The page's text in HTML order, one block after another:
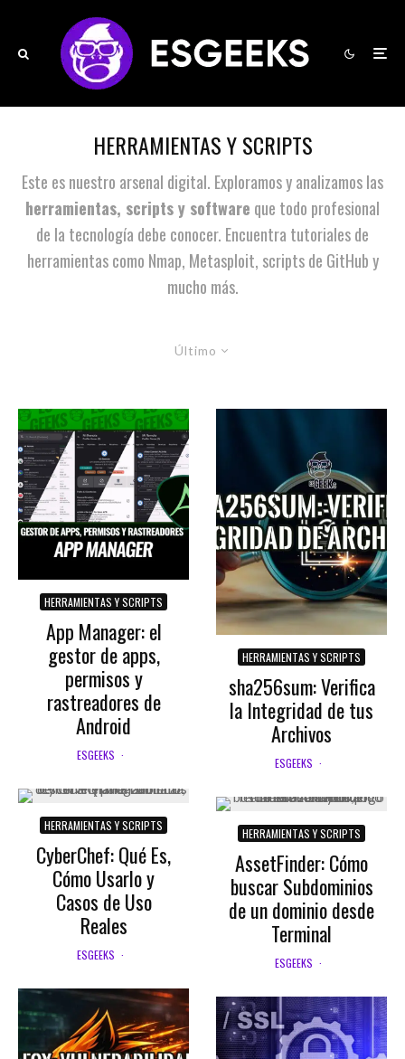
HERRAMIENTAS Y SCRIPTS
Este es nuestro arsenal digital. Exploramos y analizamos las
herramientas, scripts y software que todo profesional
de la tecnología debe conocer. Encuentra tutoriales de
herramientas como Nmap, Metasploit, scripts de GitHub y
mucho más.
Último
HERRAMIENTAS Y SCRIPTS
App Manager: el
gestor de apps,
permisos y
rastreadores de
Android
ESGEEKS ·
HERRAMIENTAS Y SCRIPTS
CyberChef: Qué Es,
Cómo Usarlo y
Casos de Uso
Reales
ESGEEKS ·
HERRAMIENTAS Y SCRIPTS
sha256sum: Verifica
la Integridad de tus
Archivos
ESGEEKS ·
HERRAMIENTAS Y SCRIPTS
AssetFinder: Cómo
buscar Subdominios
de un dominio desde
Terminal
ESGEEKS ·